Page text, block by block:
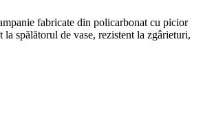
fabricate din policarbonat cu picior
la spălătorul de vase, rezistent la zgârieturi,